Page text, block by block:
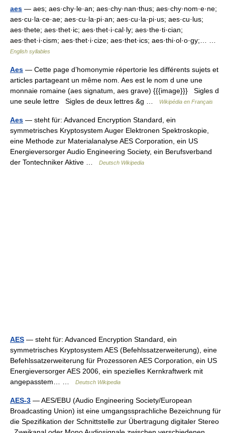
aes — aes; aes·chy·le·an; aes·chy·nan·thus; aes·chy·nom·e·ne;
aes·cu·la·ce·ae; aes·cu·la·pi·an; aes·cu·la·pi·us; aes·cu·lus;
aes·thete; aes·thet·ic; aes·thet·i·cal·ly; aes·the·ti·cian;
aes·thet·i·cism; aes·thet·i·cize; aes·thet·ics; aes·thi·ol·o·gy;… …
English syllables
Aes — Cette page d’homonymie répertorie les différents sujets et
articles partageant un même nom. Aes est le nom d une une
monnaie romaine (aes signatum, aes grave) {{{image}}} Sigles d
une seule lettre Sigles de deux lettres &g …
Wikipédia en Français
Aes — steht für: Advanced Encryption Standard, ein
symmetrisches Kryptosystem Auger Elektronen Spektroskopie,
eine Methode zur Materialanalyse AES Corporation, ein US
Energieversorger Audio Engineering Society, ein Berufsverband
der Tontechniker Aktive …
Deutsch Wikipedia
AES — steht für: Advanced Encryption Standard, ein
symmetrisches Kryptosystem AES (Befehlssatzerweiterung), eine
Befehlssatzerweiterung für Prozessoren AES Corporation, ein US
Energieversorger AES 2006, ein spezielles Kernkraftwerk mit
angepasstem… …
Deutsch Wikipedia
AES-3 — AES/EBU (Audio Engineering Society/European
Broadcasting Union) ist eine umgangssprachliche Bezeichnung für
die Spezifikation der Schnittstelle zur Übertragung digitaler Stereo